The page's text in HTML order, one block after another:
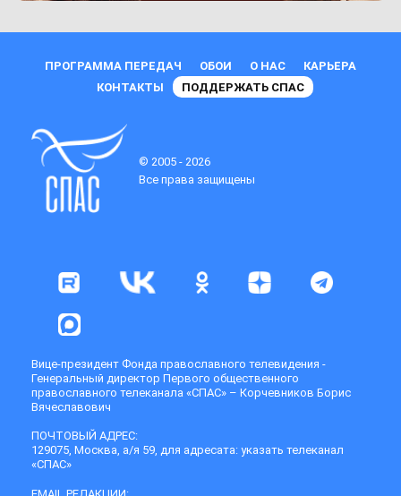
ПРОГРАММА ПЕРЕДАЧ ОБОИ О НАС
КАРЬЕРА
КОНТАКТЫ
ПОДДЕРЖАТЬ СПАС
© 2005 - 2026
Все права защищены
Вице-президент Фонда православного телевидения -
Генеральный директор Первого общественного
православного телеканала «СПАС» – Корчевников Борис
Вячеславович
ПОЧТОВЫЙ АДРЕС:
129075, Москва, а/я 59, для адресата: указать телеканал
«СПАС»